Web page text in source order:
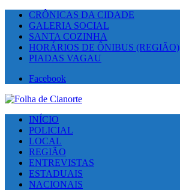
CRÔNICAS DA CIDADE
GALERIA SOCIAL
SANTA COZINHA
HORÁRIOS DE ÔNIBUS (REGIÃO)
PIADAS VAGAU
Facebook
INÍCIO
POLICIAL
LOCAL
REGIÃO
ENTREVISTAS
ESTADUAIS
NACIONAIS